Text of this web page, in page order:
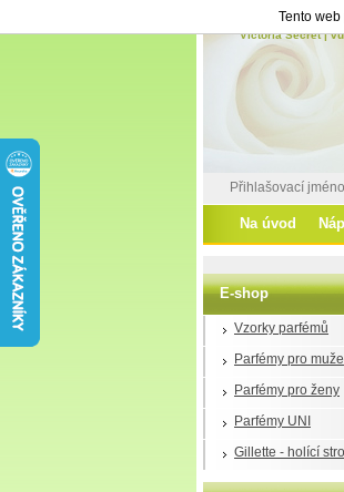
Tento
Victoria Secret |
Přihlašovací jméno
Na úvod
E-shop
Vzorky parfémů
Parfémy pro muže
Parfémy pro ženy
Parfémy UNI
Gillette - holící